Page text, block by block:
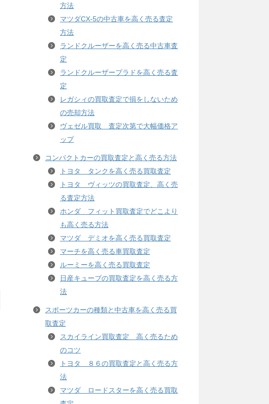
方法
マツダCX-5の中古車を高く売る査定
方法
ランドクルーザーを高く売る中古車査
定
ランドクルーザープラドを高く売る査
定
レガシィの買取査定で損をしないため
の売却方法
ヴェゼル買取 査定次第で大幅価格ア
ップ
コンパクトカーの買取査定と高く売る方法
トヨタ タンクを高く売る買取査定
トヨタ ヴィッツの買取査定、高く売
る査定方法
ホンダ フィット買取査定でどこより
も高く売る方法
マツダ デミオを高く売る買取査定
マーチを高く売る車買取査定
ルーミーを高く売る買取査定
日産キューブの買取査定を高く売る方
法
スポーツカーの種類と中古車を高く売る買
取査定
スカイライン買取査定 高く売るため
のコツ
トヨタ ８６の買取査定と高く売る方
法
マツダ ロードスターを高く売る買取